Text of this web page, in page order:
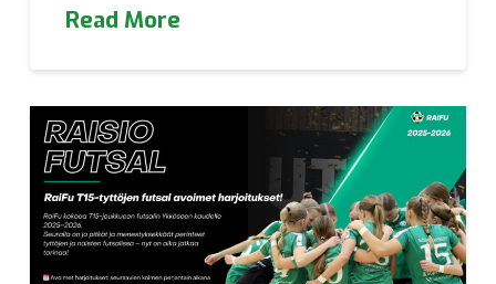
Read More